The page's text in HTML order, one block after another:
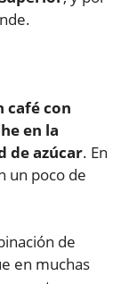
café con
en la
de azúcar. En
un poco de
de
en muchas